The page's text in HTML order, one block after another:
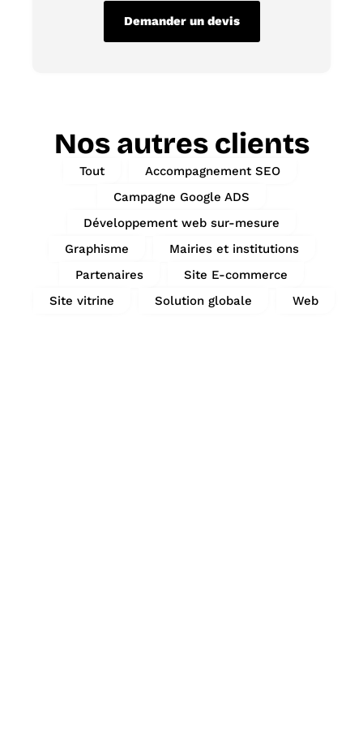
Demander un devis
Nos autres clients
Tout
Accompagnement SEO
Campagne Google ADS
Développement web sur-mesure
Graphisme
Mairies et institutions
Partenaires
Site E-commerce
Site vitrine
Solution globale Web